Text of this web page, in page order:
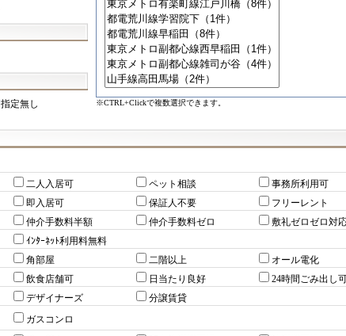
指定無し ※CTRL+Clickで複数選択できます。
二人入居可 ペット相談
事務所利用可
即入居可 保証人不要
フリーレント
仲介手数料半額 仲介手数料ゼロ
敷礼ゼロゼロ対
ｲﾝﾀｰﾈｯﾄ利用料無料
角部屋 二階以上
オール電化
飲食店舗可 日当たり良好
24時間ごみ出し
デザイナーズ 分譲賃貸
ガスコンロ